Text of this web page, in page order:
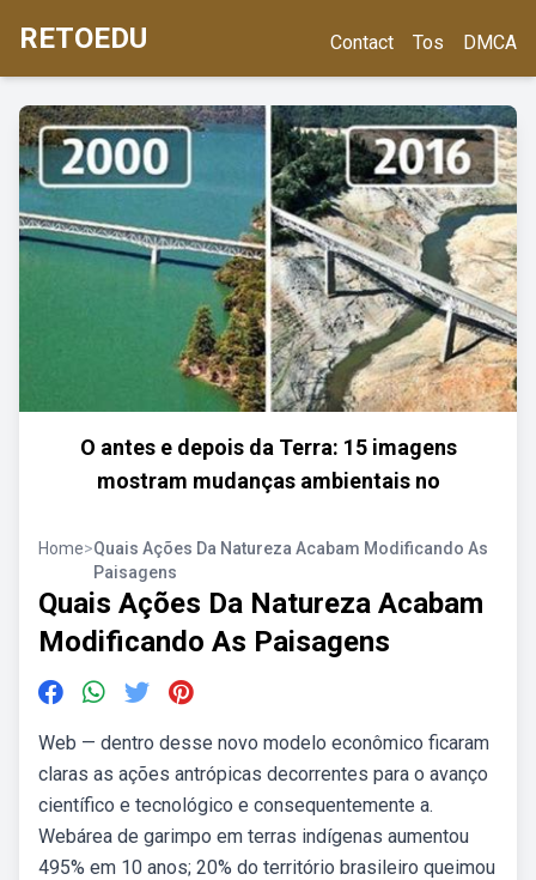
RETOEDU Contact Tos DMCA
O antes e depois da Terra: 15 imagens
mostram mudanças ambientais no
Home>Quais Ações Da Natureza Acabam Modificando As
Paisagens
Quais Ações Da Natureza Acabam
Modificando As Paisagens
Web — dentro desse novo modelo econômico ficaram
claras as ações antrópicas decorrentes para o avanço
científico e tecnológico e consequentemente a.
Webárea de garimpo em terras indígenas aumentou
495% em 10 anos; 20% do território brasileiro queimou